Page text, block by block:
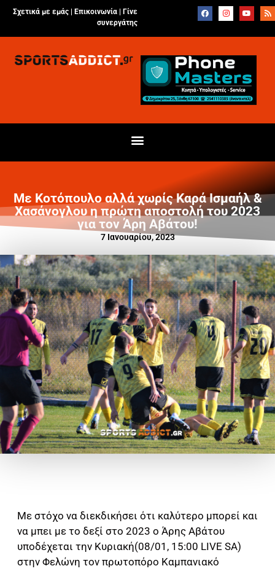
Σχετικά με εμάς | Επικοινωνία
Γίνε
συνεργάτης
Με Κοτόπουλο αλλά χωρίς Καρά Ισμαήλ &
Χασάνογλου η πρώτη αποστολή του 2023
για τον Άρη Αβάτου!
7 Ιανουαρίου, 2023
Με στόχο να διεκδικήσει ότι καλύτερο μπορεί και
να μπει με το δεξί στο 2023 ο Άρης Αβάτου
υποδέχεται την Κυριακή(08/01, 15:00 LIVE SA)
στην Φελώνη τον πρωτοπόρο Καμπανιακό